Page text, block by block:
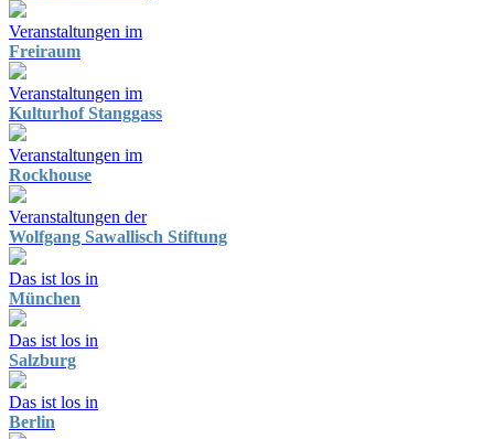
Veranstaltungen im
Freiraum
Veranstaltungen im
Kulturhof Stanggass
Veranstaltungen im
Rockhouse
Veranstaltungen der
Wolfgang Sawallisch Stiftung
Das ist los in
München
Das ist los in
Salzburg
Das ist los in
Berlin